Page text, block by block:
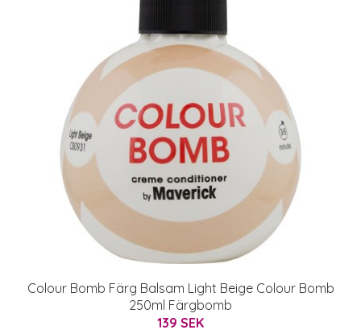
Colour Bomb Färg Balsam Light Beige Colour Bomb
250ml Färgbomb
139 SEK